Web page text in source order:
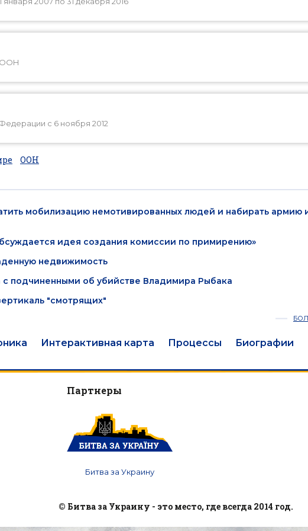
ООН
с 6 ноября 2012
ООН
мобилизацию немотивированных людей и набирать армию
идея создания комиссии по примирению»
недвижимость
подчиненными об убийстве Владимира Рыбака
"смотрящих"
Интерактивная карта Процессы Биографии
Партнеры
Битва за Украину
© Битва за Украину - это место, где всегда 2014 год.